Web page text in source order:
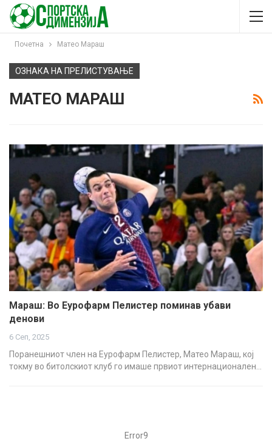
Почетна Матео Мараш
ОЗНАКА НА ПРЕЛИСТУВАЊЕ
МАТЕО МАРАШ
Мараш: Во Еурофарм Пелистер поминав убави
денови
6 Сеп, 2025
Поранешниот член на Еурофарм Пелистер, Матео Мараш, кој
токму во битолскиот клуб го имаше првиот интернационален…
Error9